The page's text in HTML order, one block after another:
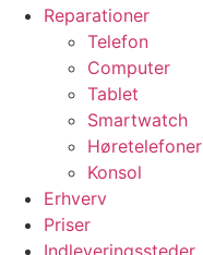
Reparationer
Telefon
Computer
Tablet
Smartwatch
Høretelefoner
Konsol
Erhverv
Priser
Indleveringssteder